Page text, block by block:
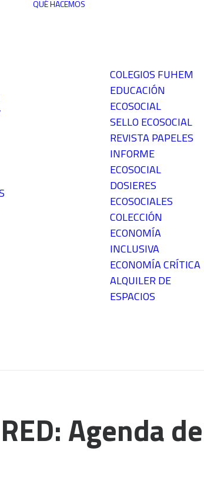
QUÉ HACEMOS
COLEGIOS FUHEM
EDUCACIÓN
ECOSOCIAL
SELLO ECOSOCIAL
REVISTA PAPELES
INFORME
ECOSOCIAL
DOSIERES
ECOSOCIALES
COLECCIÓN
ECONOMÍA
INCLUSIVA
ECONOMÍA CRÍTICA
ALQUILER DE
ESPACIOS
Agenda